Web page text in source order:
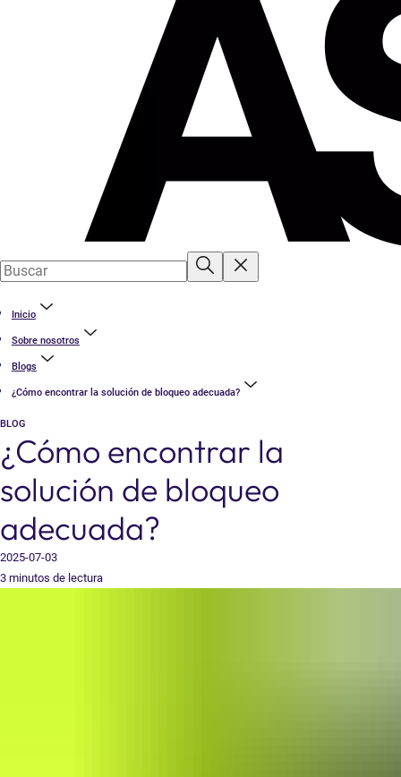
Inicio
Sobre nosotros
Blogs
¿Cómo encontrar la solución de bloqueo adecuada?
BLOG
¿Cómo encontrar la
solución de bloqueo
adecuada?
2025-07-03
3 minutos de lectura